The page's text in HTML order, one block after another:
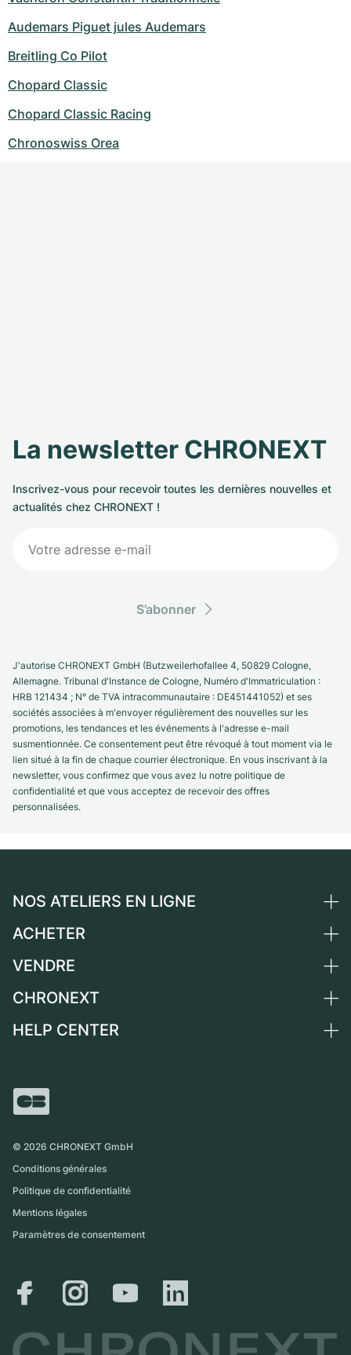
Audemars Piguet jules Audemars
Breitling Co Pilot
Chopard Classic
Chopard Classic Racing
Chronoswiss Orea
La newsletter CHRONEXT
Inscrivez-vous pour recevoir toutes les dernières nouvelles et
actualités chez CHRONEXT !
S’abonner
J'autorise CHRONEXT GmbH (Butzweilerhofallee 4, 50829 Cologne,
Allemagne. Tribunal d'Instance de Cologne, Numéro d'Immatriculation :
HRB 121434 ; N° de TVA intracommunautaire : DE451441052) et ses
sociétés associées à m'envoyer régulièrement des nouvelles sur les
promotions, les tendances et les événements à l'adresse e-mail
susmentionnée. Ce consentement peut être révoqué à tout moment via le
lien situé à la fin de chaque courrier électronique. En vous inscrivant à la
newsletter, vous confirmez que vous avez lu notre politique de
confidentialité et que vous acceptez de recevoir des offres
personnalisées.
NOS ATELIERS EN LIGNE
Allemagne
Suisse
France
International
ACHETER
Toutes les montres de luxe
Independent Brands
VENDRE
Vendre une montre
CHRONEXT
Qui sommes-nous ?
Magazine
HELP CENTER
Retrait sur place
© 2026 CHRONEXT GmbH
Conditions générales
Politique de confidentialité
Mentions légales
Paramètres de consentement